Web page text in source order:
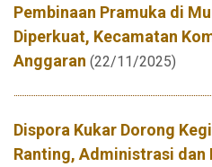
Pembinaan Pramuka di
Diperkuat, Kecamatan
Anggaran (22/11/2025)
Dispora Kukar Dorong
Ranting, Administrasi dan